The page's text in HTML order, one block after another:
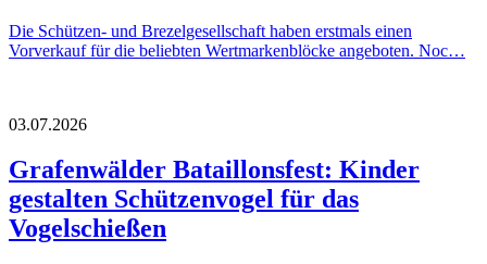
Die Schützen- und Brezelgesellschaft haben erstmals einen
Vorverkauf für die beliebten Wertmarkenblöcke angeboten. Noc…
03.07.2026
Grafenwälder Bataillonsfest: Kinder
gestalten Schützenvogel für das
Vogelschießen